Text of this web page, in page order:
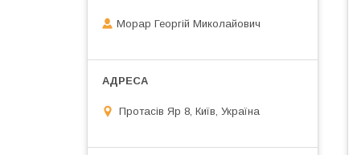
Морар Георгій Миколайович
Протасів Яр 8, Київ, Україна